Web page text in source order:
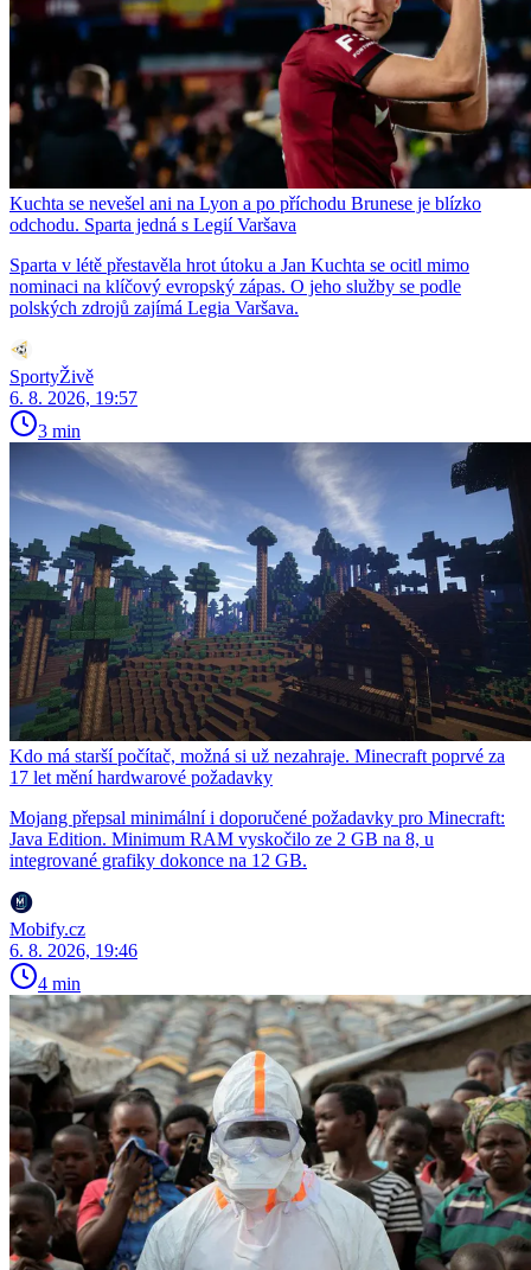
Kuchta se nevešel ani na Lyon a po příchodu Brunese je blízko
odchodu. Sparta jedná s Legií Varšava
Sparta v létě přestavěla hrot útoku a Jan Kuchta se ocitl mimo
nominaci na klíčový evropský zápas. O jeho služby se podle
polských zdrojů zajímá Legia Varšava.
SportyŽivě
6. 8. 2026, 19:57
3 min
Kdo má starší počítač, možná si už nezahraje. Minecraft poprvé za
17 let mění hardwarové požadavky
Mojang přepsal minimální i doporučené požadavky pro Minecraft:
Java Edition. Minimum RAM vyskočilo ze 2 GB na 8, u
integrované grafiky dokonce na 12 GB.
Mobify.cz
6. 8. 2026, 19:46
4 min